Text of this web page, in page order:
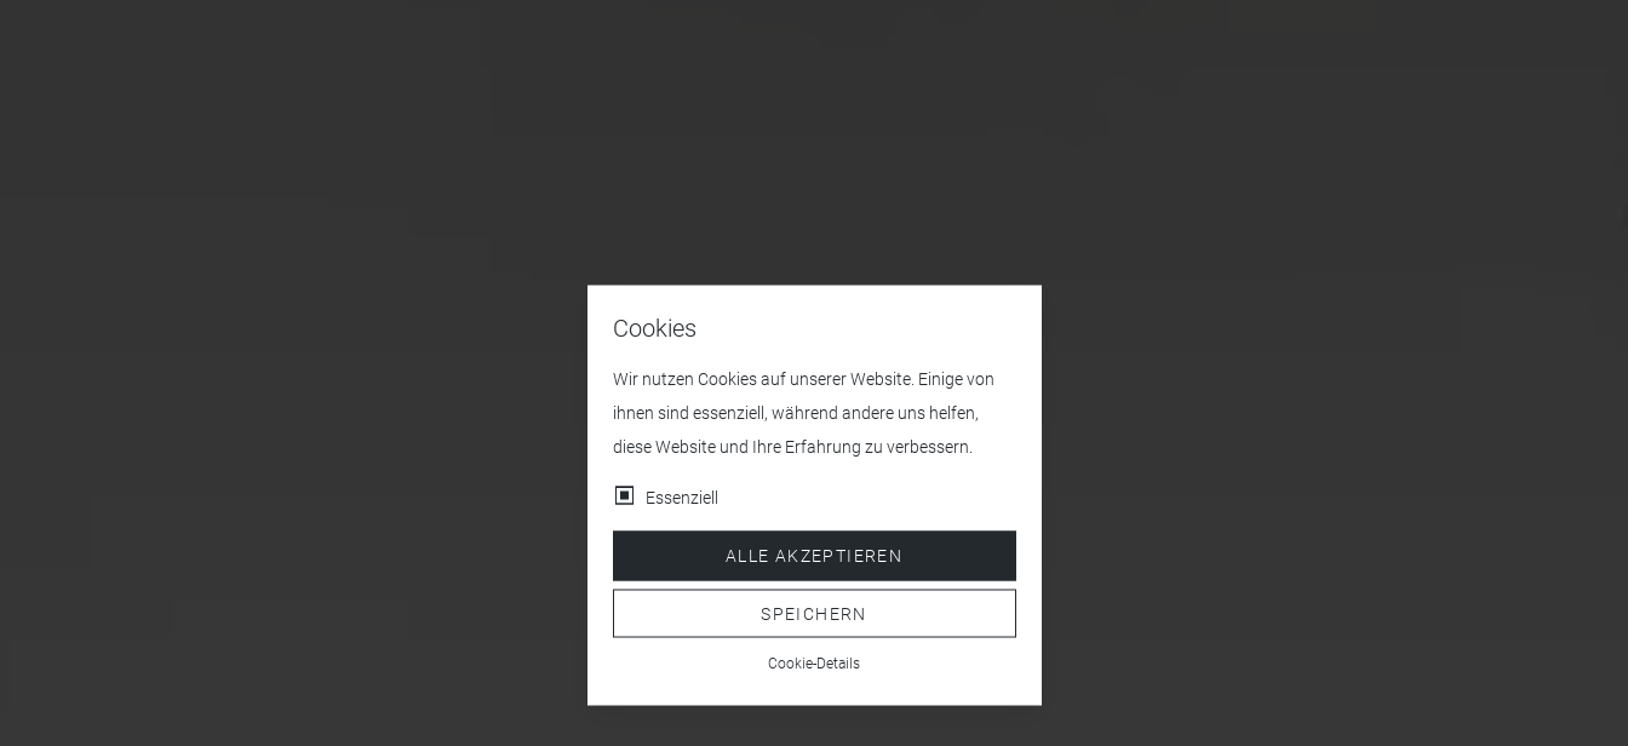
Cookies
Wir nutzen Cookies auf unserer Website. Einige von
ihnen sind essenziell, während andere uns helfen,
diese Website und Ihre Erfahrung zu verbessern.
Essenziell
ALLE AKZEPTIEREN
SPEICHERN
Cookie-Details